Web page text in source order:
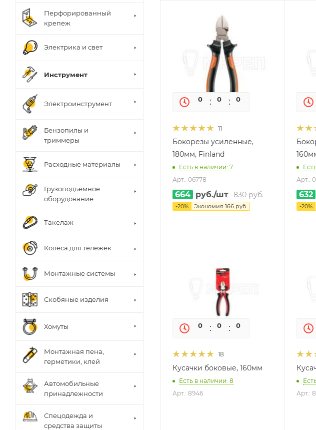
0 0 0
11
Бокорезы усиленные,
180мм, Finland
Есть в наличии: 7
Арт.: 06778
664 руб./шт 830руб.
-20% Экономия 166 руб.
Арт.:
632
-20%
0 0 0
18
Кусачки боковые, 160мм
Есть в наличии: 8
Арт.: 8946
Арт.:
Перфорированный
крепеж
Электрика и свет
Инструмент
Электроинструмент
Бензопилы и
триммеры
Расходные материалы
Грузоподъемное
оборудование
Такелаж
Колеса для тележек
Монтажные системы
Скобяные изделия
Хомуты
Монтажная пена,
герметики, клей
Автомобильные
принадлежности
Спецодежда и
средства защиты